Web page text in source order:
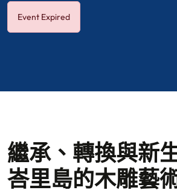
Event Expired
繼承、轉換與新
峇里島的木雕藝